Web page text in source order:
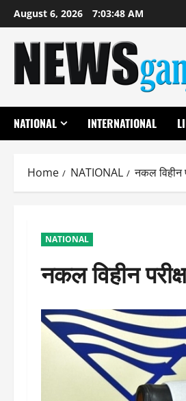
Skip
to
content
August 6, 2026 7:03:49 AM
NATIONAL INTERNATIONAL
Home NATIONAL नकल विहीन
NATIONAL
नकल विहीन